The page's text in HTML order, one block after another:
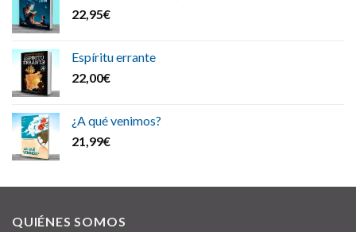
22,95€
Espíritu errante
22,00€
¿A qué venimos?
21,99€
QUIÉNES SOMOS